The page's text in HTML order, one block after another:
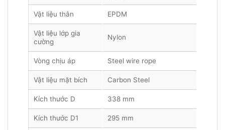
Vật liệu thân EPDM
Vật liệu lớp gia
cường
Nylon
Vòng chịu áp Steel wire rope
Vật liệu mặt bích Carbon Steel
Kích thước D 338 mm
Kích thước D1 295 mm